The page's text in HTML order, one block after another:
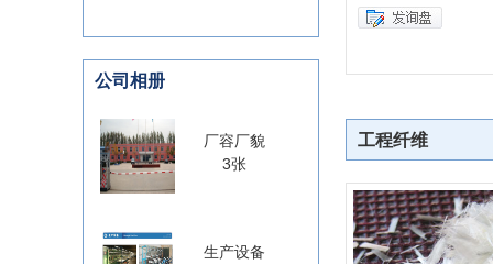
公司相册
厂容厂貌
3张
生产设备
工程纤维